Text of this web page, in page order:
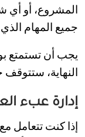
المشروع، أو أي
جميع المهام
يجب أن تستمتع
النهاية،
إدارة عبء
إذا كنت تتعامل